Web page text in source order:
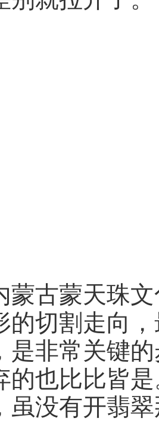
古蒙天珠文
切割走向，
是非常关键
的也比比皆
虽没有开翡